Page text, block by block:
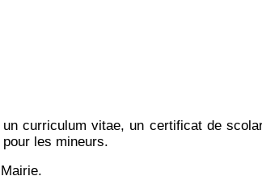
curriculum vitae, un certificat de
les mineurs.